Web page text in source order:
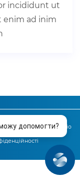
incididunt ut
enim ad inim
5,044-225-225-5Exellio